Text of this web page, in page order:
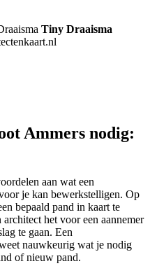
Tiny Draaisma
Ammers nodig:
aan wat een
je kan bewerkstelligen. Op
bepaald pand in kaart te
het voor een aannemer
te gaan. Een
nauwkeurig wat je nodig
of nieuw pand.